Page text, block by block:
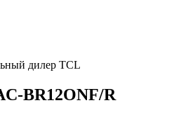
дилер TCL
BR12ONF/R